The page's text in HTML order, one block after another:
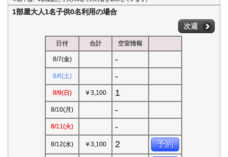
1部屋大人1名子供0名利用の場合
次週
日付 合計 空室情報
8/7(金) -
8/8(土) -
8/9(日) ￥3,100 1
8/10(月) -
8/11(火) -
8/12(水) ￥3,100 2 予約